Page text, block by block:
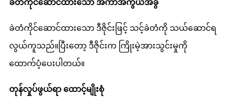
ခဲတံကိုင်ဆောင်ထားသော အကာအကွယ်အခွံ
ခဲတံကိုင်ဆောင်ထားသော ဒီဇိုင်းဖြင့် သင့်ခဲတံကို သယ်ဆောင်ရ
လွယ်ကူသည်။ပြီးတော့ ဒီဇိုင်းက ကြိုးမဲ့အားသွင်းမှုကို
ထောက်ပံ့ပေးပါတယ်။
တုန်လှုပ်ဖွယ်ရာ ထောင့်မျိုးစုံ